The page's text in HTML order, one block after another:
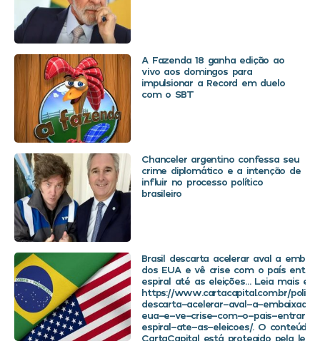
A Fazenda 18 ganha edição ao
vivo aos domingos para
impulsionar a Record em duelo
com o SBT
Chanceler argentino confessa seu
crime diplomático e a intenção de
influir no processo político
brasileiro
Brasil descarta acelerar aval a
dos EUA e vê crise com o país
espiral até as eleições… Leia mais em
https://www.cartacapital.com.br/
descarta-acelerar-aval-a-
eua-e-ve-crise-com-o-pais-entrar-
espiral-ate-as-eleicoes/. O conteúdo
CartaCapital está protegido pela